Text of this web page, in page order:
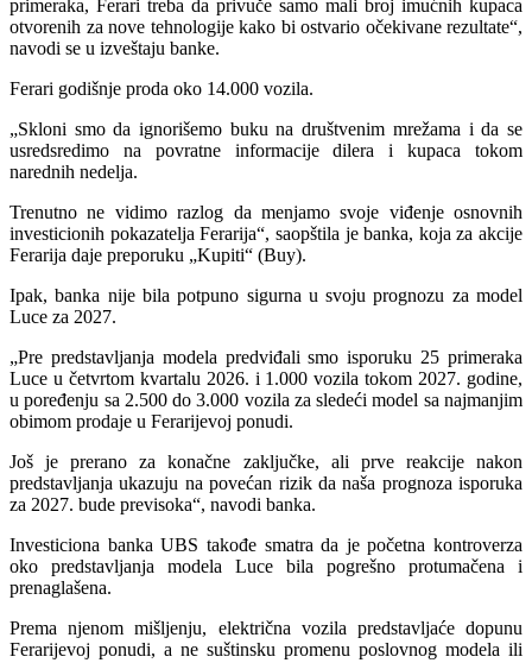
primeraka, Ferari treba da privuče samo mali broj imućnih kupaca
otvorenih za nove tehnologije kako bi ostvario očekivane rezultate“,
navodi se u izveštaju banke.
Ferari godišnje proda oko 14.000 vozila.
„Skloni smo da ignorišemo buku na društvenim mrežama i da se
usredsredimo na povratne informacije dilera i kupaca tokom
narednih nedelja.
Trenutno ne vidimo razlog da menjamo svoje viđenje osnovnih
investicionih pokazatelja Ferarija“, saopštila je banka, koja za akcije
Ferarija daje preporuku „Kupiti“ (Buy).
Ipak, banka nije bila potpuno sigurna u svoju prognozu za model
Luce za 2027.
„Pre predstavljanja modela predviđali smo isporuku 25 primeraka
Luce u četvrtom kvartalu 2026. i 1.000 vozila tokom 2027. godine,
u poređenju sa 2.500 do 3.000 vozila za sledeći model sa najmanjim
obimom prodaje u Ferarijevoj ponudi.
Još je prerano za konačne zaključke, ali prve reakcije nakon
predstavljanja ukazuju na povećan rizik da naša prognoza isporuka
za 2027. bude previsoka“, navodi banka.
Investiciona banka UBS takođe smatra da je početna kontroverza
oko predstavljanja modela Luce bila pogrešno protumačena i
prenaglašena.
Prema njenom mišljenju, električna vozila predstavljaće dopunu
Ferarijevoj ponudi, a ne suštinsku promenu poslovnog modela ili